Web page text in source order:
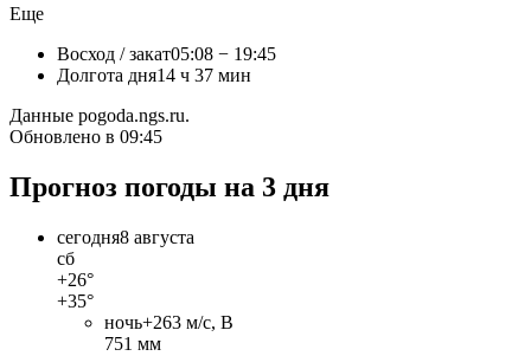
Еще
Восход / закат05:08 − 19:45
Долгота дня14 ч 37 мин
Данные pogoda.ngs.ru.
Обновлено в 09:45
Прогноз погоды на 3 дня
сегодня8 августа
сб
+26°
+35°
ночь+263 м/c, В
751 мм